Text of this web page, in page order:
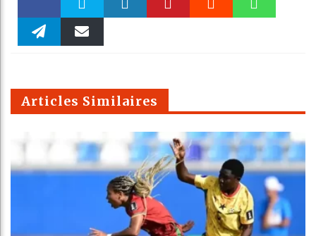
Faceboo Twitter
m
Articles Similaires